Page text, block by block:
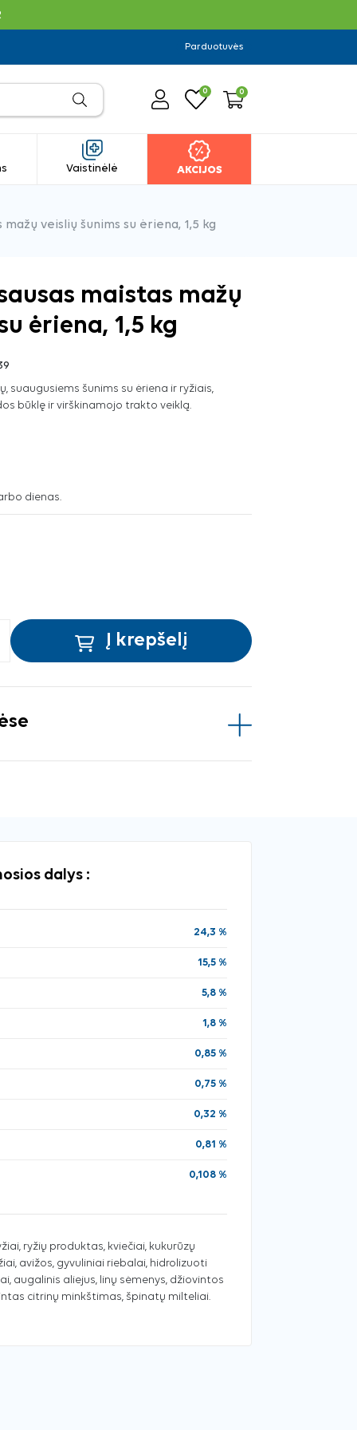
Parduotuvės
0 0
Vaistinėlė AKCIJOS
veislių šunims su ėriena, 1,5 kg
maistas mažų
ėriena, 1,5 kg
suaugusiems šunims su ėriena ir ryžiais,
būklę ir virškinamojo trakto veiklą.
dienas.
Į krepšelį
dalys :
24,3 %
15,5 %
5,8 %
1,8 %
0,85 %
0,75 %
0,32 %
0,81 %
0,108 %
ryžių produktas, kviečiai, kukurūzų
avižos, gyvuliniai riebalai, hidrolizuoti
augalinis aliejus, linų sėmenys, džiovintos
citrinų minkštimas, špinatų milteliai.